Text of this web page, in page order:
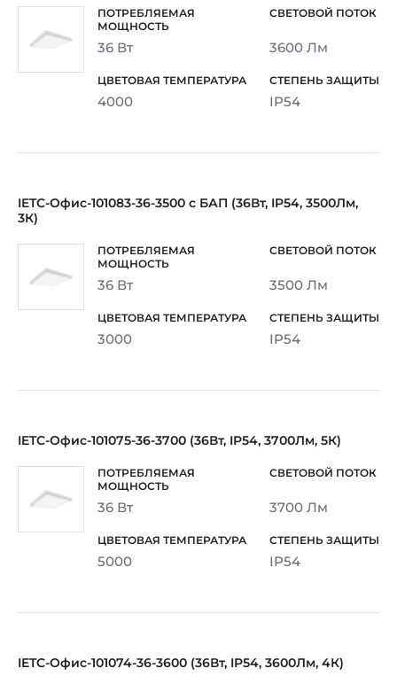
36 Вт 3600 Лм
4000 IP54
IETC-Офис-101083-36-3500 с БАП (36Вт, IP54, 3500Лм,
3К)
36 Вт 3500 Лм
3000 IP54
IETC-Офис-101075-36-3700 (36Вт, IP54, 3700Лм, 5К)
36 Вт 3700 Лм
5000 IP54
IETC-Офис-101074-36-3600 (36Вт, IP54, 3600Лм, 4К)